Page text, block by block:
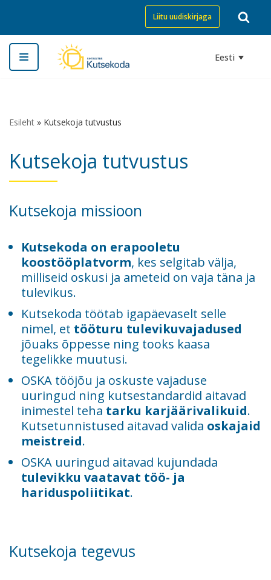
Skip
to
content
Liitu uudiskirjaga
Eesti
Esileht » Kutsekoja tutvustus
Kutsekoja tutvustus
Kutsekoja missioon
Kutsekoda on erapooletu
koostööplatvorm, kes selgitab välja,
milliseid oskusi ja ameteid on vaja täna ja
tulevikus.
Kutsekoda töötab igapäevaselt selle
nimel, et tööturu tulevikuvajadused
jõuaks õppesse ning tooks kaasa
tegelikke muutusi.
OSKA tööjõu ja oskuste vajaduse
uuringud ning kutsestandardid aitavad
inimestel teha tarku karjäärivalikuid.
Kutsetunnistused aitavad valida oskajaid
meistreid.
OSKA uuringud aitavad kujundada
tulevikku vaatavat töö- ja
hariduspoliitikat.
Kutsekoja tegevus